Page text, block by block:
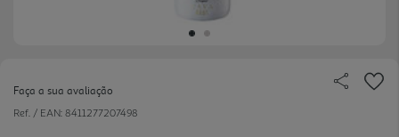
Faça a sua avaliação
Ref. / EAN: 8411277207498